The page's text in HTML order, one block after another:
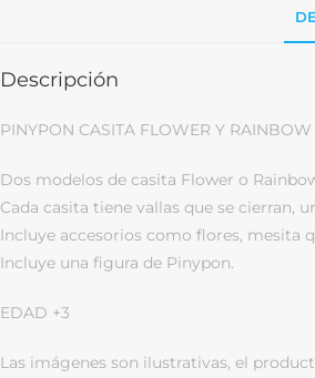
Descripción
PINYPON CASITA FLOWER Y
Dos modelos de casita Flower o
Cada casita tiene vallas que se cierran,
Incluye accesorios como flores, mesita
Incluye una figura de Pinypon.
EDAD +3
Las imágenes son ilustrativas, el